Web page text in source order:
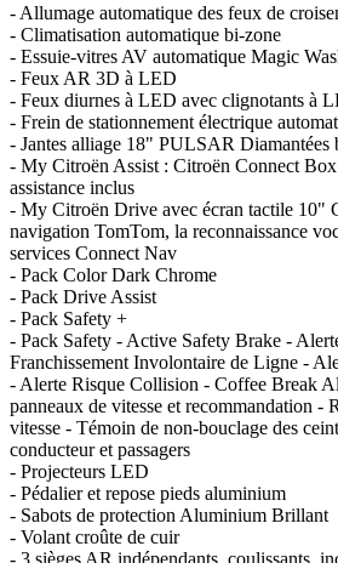
- Allumage automatique des feux de
- Climatisation automatique bi-zone
- Essuie-vitres AV automatique Magic
- Feux AR 3D à LED
- Feux diurnes à LED avec clignotants à
- Frein de stationnement électrique
- Jantes alliage 18" PULSAR Diamantées
- My Citroën Assist : Citroën Connect
assistance inclus
- My Citroën Drive avec écran tactile 10"
navigation TomTom, la reconnaissance
services Connect Nav
- Pack Color Dark Chrome
- Pack Drive Assist
- Pack Safety +
- Pack Safety - Active Safety Brake -
Franchissement Involontaire de Ligne -
- Alerte Risque Collision - Coffee Break
panneaux de vitesse et recommandation -
vitesse - Témoin de non-bouclage des
conducteur et passagers
- Projecteurs LED
- Pédalier et repose pieds aluminium
- Sabots de protection Aluminium Brillant
- Volant croûte de cuir
- 3 sièges AR indépendants, coulissants,